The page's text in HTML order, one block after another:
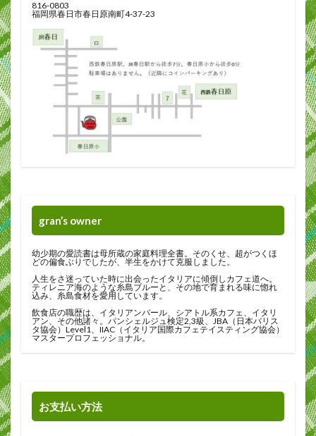
816-0803
福岡県春日市春日原南町4-37-23
gran’s owner
幼少期の愛読書は母所蔵の家庭料理全書。そのくせ、超がつくほ
どの偏食ぶりでしたが、半生をかけて克服しました。
人生をさ迷っていた時に出会ったイタリアに傾倒しカフェ道へ。
ティレニア海のような糸島ブルーと、その地で育まれる味に惚れ
込み、糸島食材を愛用しています。
飲食店の職歴は、イタリアンバール、シアトル系カフェ、イタリ
アン、その他諸々。パンシェルジュ検定2,3級、JBA（日本バリス
タ協会）Level1、IIAC（イタリア国際カフェテイスティング協会）
マスタープロフェッショナル。
お支払い方法